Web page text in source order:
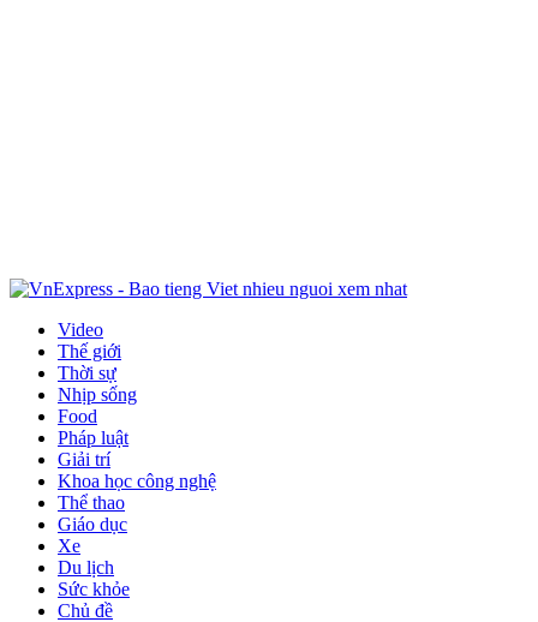
Video
Thế giới
Thời sự
Nhịp sống
Food
Pháp luật
Giải trí
Khoa học công nghệ
Thể thao
Giáo dục
Xe
Du lịch
Sức khỏe
Chủ đề